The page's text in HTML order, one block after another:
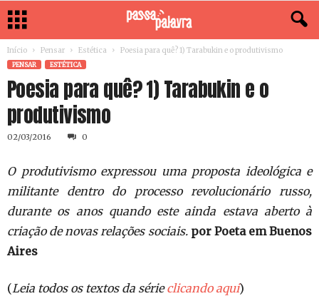
Início Pensar Estética Poesia para quê? 1) Tarabukin e o produtivismo
PENSAR ESTÉTICA
Poesia para quê? 1) Tarabukin e o
produtivismo
02/03/2016 0
O produtivismo expressou uma proposta ideológica e
militante dentro do processo revolucionário russo,
durante os anos quando este ainda estava aberto à
criação de novas relações sociais. por Poeta em Buenos
Aires
(Leia todos os textos da sérieclicando aqui)